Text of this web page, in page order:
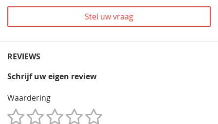
Stel uw vraag
REVIEWS
Schrijf uw eigen review
Waardering